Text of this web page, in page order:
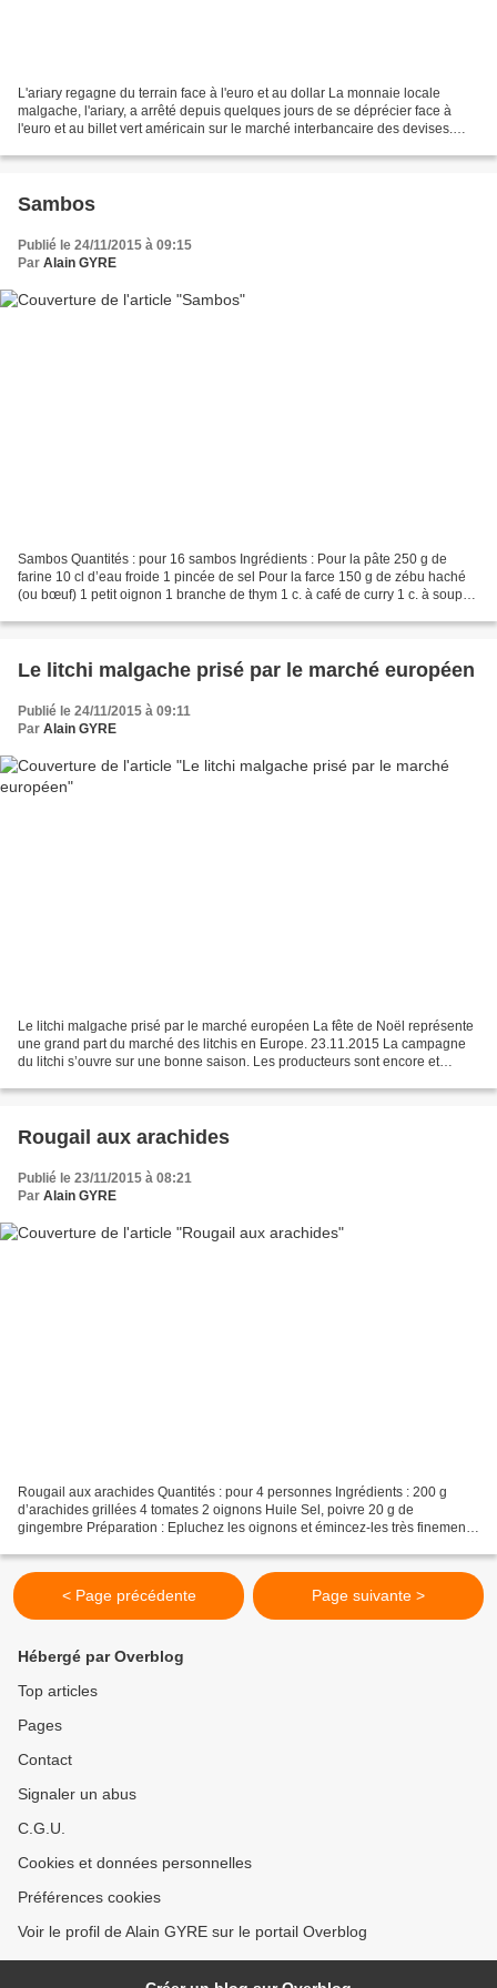
L'ariary regagne du terrain face à l'euro et au dollar La monnaie locale
malgache, l'ariary, a arrêté depuis quelques jours de se déprécier face à
l'euro et au billet vert américain sur le marché interbancaire des devises.
Sambos
Publié le 24/11/2015 à 09:15
Par Alain GYRE
Sambos Quantités : pour 16 sambos Ingrédients : Pour la pâte 250 g de
farine 10 cl d’eau froide 1 pincée de sel Pour la farce 150 g de zébu haché
(ou bœuf) 1 petit oignon 1 branche de thym 1 c. à café de curry 1 c. à soupe
Le litchi malgache prisé par le marché européen
Publié le 24/11/2015 à 09:11
Par Alain GYRE
Le litchi malgache prisé par le marché européen La fête de Noël représente
une grand part du marché des litchis en Europe. 23.11.2015 La campagne
du litchi s’ouvre sur une bonne saison. Les producteurs sont encore et
Rougail aux arachides
Publié le 23/11/2015 à 08:21
Par Alain GYRE
Rougail aux arachides Quantités : pour 4 personnes Ingrédients : 200 g
d’arachides grillées 4 tomates 2 oignons Huile Sel, poivre 20 g de
gingembre Préparation : Epluchez les oignons et émincez-les très finement.
< Page précédente Page suivante >
Hébergé par Overblog
Top articles
Pages
Contact
Signaler un abus
C.G.U.
Cookies et données personnelles
Préférences cookies
Voir le profil de Alain GYRE sur le portail Overblog